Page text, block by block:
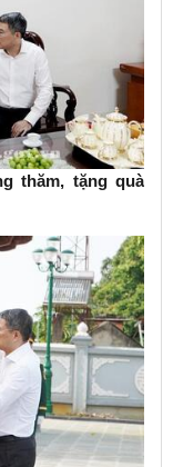
thăm, tặng quà